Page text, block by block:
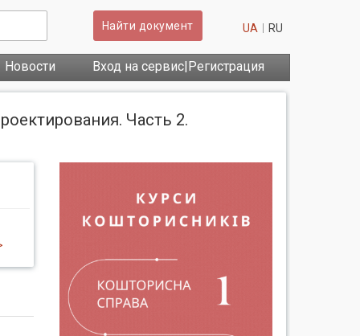
Найти документ UA RU
Новости Вход на сервис|Регистрация
Часть 2.